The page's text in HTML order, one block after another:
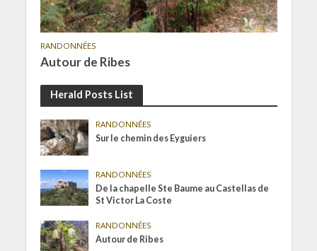
RANDONNÉES
Autour de Ribes
Herald Posts List
RANDONNÉES
Sur le chemin des Eyguiers
RANDONNÉES
De la chapelle Ste Baume au Castellas de
St Victor La Coste
RANDONNÉES
Autour de Ribes